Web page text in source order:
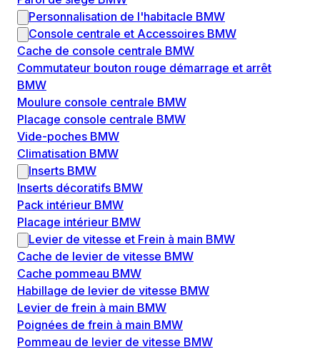
Personnalisation de l'habitacle BMW
Console centrale et Accessoires BMW
Cache de console centrale BMW
Commutateur bouton rouge démarrage et arrêt
BMW
Moulure console centrale BMW
Placage console centrale BMW
Vide-poches BMW
Climatisation BMW
Inserts BMW
Inserts décoratifs BMW
Pack intérieur BMW
Placage intérieur BMW
Levier de vitesse et Frein à main BMW
Cache de levier de vitesse BMW
Cache pommeau BMW
Habillage de levier de vitesse BMW
Levier de frein à main BMW
Poignées de frein à main BMW
Pommeau de levier de vitesse BMW